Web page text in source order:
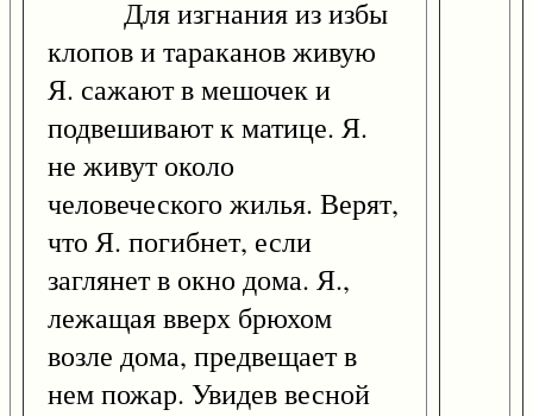
Для изгнания из избы
клопов и тараканов живую
Я. сажают в мешочек и
подвешивают к матице. Я.
не живут около
человеческого жилья. Верят,
что Я. погибнет, если
заглянет в окно дома. Я.,
лежащая вверх брюхом
возле дома, предвещает в
нем пожар. Увидев весной